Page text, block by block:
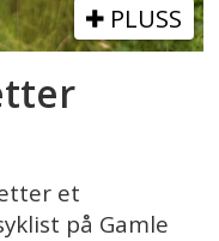
PLUSS
et
på Gamle